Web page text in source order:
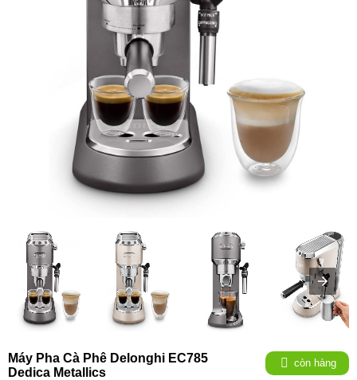
Máy Pha Cà Phê Delonghi EC785
Dedica Metallics
còn hàng